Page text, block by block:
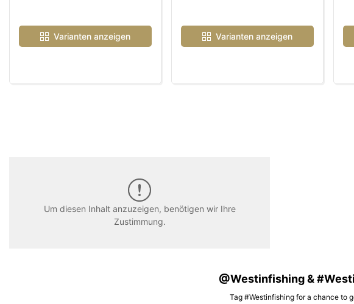
Varianten anzeigen Varianten anzeigen
Um diesen Inhalt anzuzeigen, benötigen wir Ihre
Zustimmung.
@Westinfishing &
Tag #Westinfishing for a chance to